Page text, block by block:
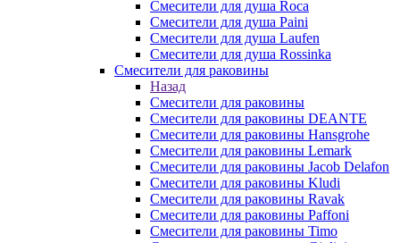
Смесители для душа Roca
Смесители для душа Paini
Смесители для душа Laufen
Смесители для душа Rossinka
Смесители для раковины
Назад
Смесители для раковины
Смесители для раковины DEANTE
Смесители для раковины Hansgrohe
Смесители для раковины Lemark
Смесители для раковины Jacob Delafon
Смесители для раковины Kludi
Смесители для раковины Ravak
Смесители для раковины Paffoni
Смесители для раковины Timo